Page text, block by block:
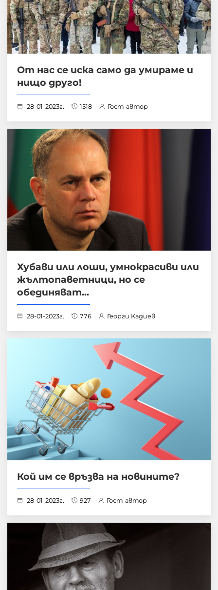
От нас се иска само да умираме и
нищо друго!
28-01-2023г. 1518 Гост-автор
Хубави или лоши, умнокрасиви или
жълтопаветници, но се
обединяват...
28-01-2023г. 776 Георги Кадиев
Кой им се връзва на новините?
28-01-2023г. 927 Гост-автор